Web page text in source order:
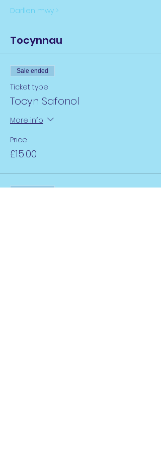
Darllen mwy >
Tocynnau
Sale ended
Ticket type
Tocyn Safonol
More info
Price
£15.00